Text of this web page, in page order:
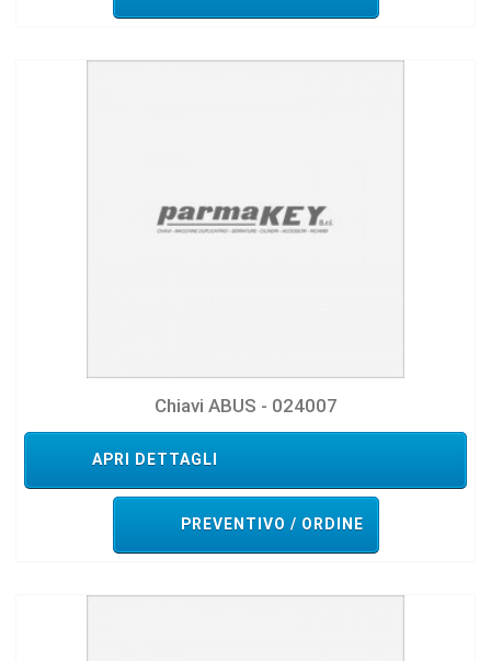
Chiavi ABUS - 024007
APRI DETTAGLI
PREVENTIVO / ORDINE